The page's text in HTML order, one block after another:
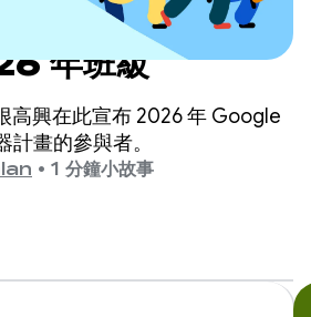
Play 應用程式
年班級
高興在此宣布 2026 年 Google
計畫的參與者。
• 1 分鐘小故事